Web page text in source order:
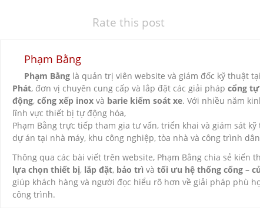
Rate this post
Phạm Bằng
Phạm Bằng là quản trị viên website và giám đốc kỹ thuật tại
Phát, đơn vị chuyên cung cấp và lắp đặt các giải pháp cổng
động, cổng xếp inox và barie kiểm soát xe. Với nhiều năm
lĩnh vực thiết bị tự động hóa,
Phạm Bằng trực tiếp tham gia tư vấn, triển khai và giám sát
dự án tại nhà máy, khu công nghiệp, tòa nhà và công trình
Thông qua các bài viết trên website, Phạm Bằng chia sẻ kiến
lựa chọn thiết bị, lắp đặt, bảo trì và tối ưu hệ thống cổng –
giúp khách hàng và người đọc hiểu rõ hơn về giải pháp phù
công trình.